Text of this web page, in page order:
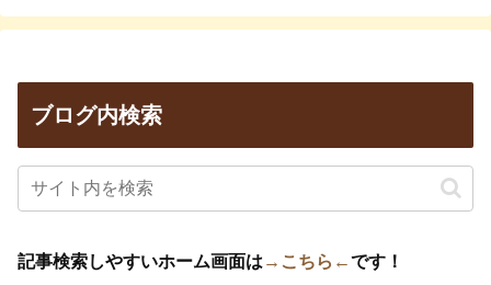
ブログ内検索
記事検索しやすいホーム画面は →こちら←です！